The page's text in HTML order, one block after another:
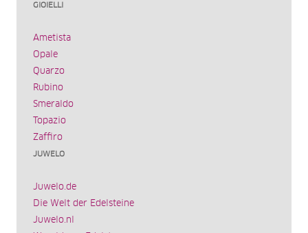
GIOIELLI
Ametista
Opale
Quarzo
Rubino
Smeraldo
Topazio
Zaffiro
JUWELO
Juwelo.de
Die Welt der Edelsteine
Juwelo.nl